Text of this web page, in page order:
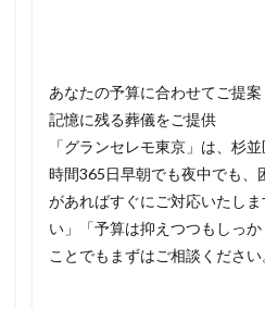
あなたの予算に合わせてご提案
記憶に残る葬儀をご提供
「グランセレモ東京」は、杉
時間365日早朝でも夜中でも、
があればすぐにご対応いたし
い」「予算は抑えつつもしっ
ことでもまずはご相談ください